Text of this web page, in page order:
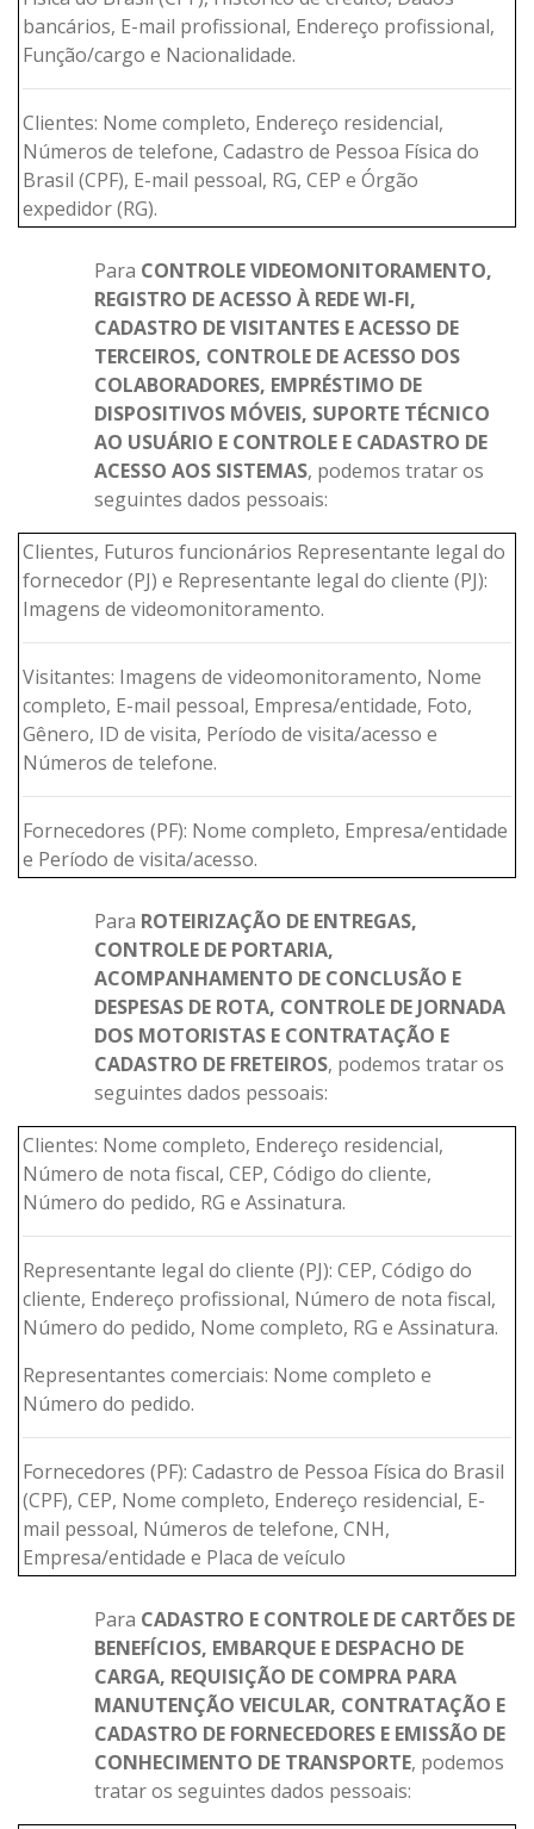
bancários, E-mail profissional, Endereço profissional,
Função/cargo e Nacionalidade.
Clientes: Nome completo, Endereço residencial,
Números de telefone, Cadastro de Pessoa Física do
Brasil (CPF), E-mail pessoal, RG, CEP e Órgão
expedidor (RG).
Para CONTROLE VIDEOMONITORAMENTO,
REGISTRO DE ACESSO À REDE WI-FI,
CADASTRO DE VISITANTES E ACESSO DE
TERCEIROS, CONTROLE DE ACESSO DOS
COLABORADORES, EMPRÉSTIMO DE
DISPOSITIVOS MÓVEIS, SUPORTE TÉCNICO
AO USUÁRIO E CONTROLE E CADASTRO DE
ACESSO AOS SISTEMAS, podemos tratar os
seguintes dados pessoais:
Clientes, Futuros funcionários Representante legal do
fornecedor (PJ) e Representante legal do cliente (PJ):
Imagens de videomonitoramento.
Visitantes: Imagens de videomonitoramento, Nome
completo, E-mail pessoal, Empresa/entidade, Foto,
Gênero, ID de visita, Período de visita/acesso e
Números de telefone.
Fornecedores (PF): Nome completo, Empresa/entidade
e Período de visita/acesso.
Para ROTEIRIZAÇÃO DE ENTREGAS,
CONTROLE DE PORTARIA,
ACOMPANHAMENTO DE CONCLUSÃO E
DESPESAS DE ROTA, CONTROLE DE JORNADA
DOS MOTORISTAS E CONTRATAÇÃO E
CADASTRO DE FRETEIROS, podemos tratar os
seguintes dados pessoais:
Clientes: Nome completo, Endereço residencial,
Número de nota fiscal, CEP, Código do cliente,
Número do pedido, RG e Assinatura.
Representante legal do cliente (PJ): CEP, Código do
cliente, Endereço profissional, Número de nota fiscal,
Número do pedido, Nome completo, RG e Assinatura.
Representantes comerciais: Nome completo e
Número do pedido.
Fornecedores (PF): Cadastro de Pessoa Física do Brasil
(CPF), CEP, Nome completo, Endereço residencial, E-
mail pessoal, Números de telefone, CNH,
Empresa/entidade e Placa de veículo
Para CADASTRO E CONTROLE DE CARTÕES DE
BENEFÍCIOS, EMBARQUE E DESPACHO DE
CARGA, REQUISIÇÃO DE COMPRA PARA
MANUTENÇÃO VEICULAR, CONTRATAÇÃO E
CADASTRO DE FORNECEDORES E EMISSÃO DE
CONHECIMENTO DE TRANSPORTE, podemos
tratar os seguintes dados pessoais: